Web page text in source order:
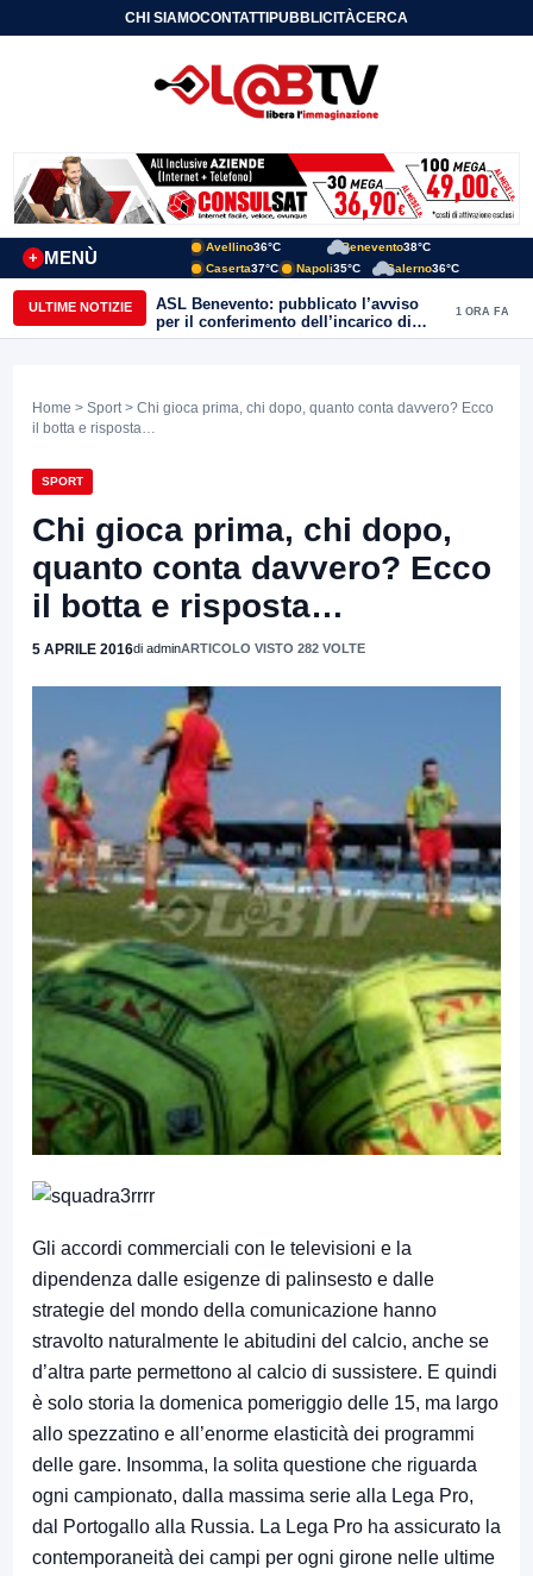
CHI SIAMOCONTATTIPUBBLICITÀCERCA
MENÙ
+
Avellino36°C Benevento38°C
Caserta37°C Napoli35°C Salerno36°C
ULTIME NOTIZIE
ASL Benevento: pubblicato l’avviso
per il conferimento dell’incarico di
Direttore della Unità Operativa
1 ORA FA
Home > Sport > Chi gioca prima, chi dopo, quanto conta davvero? Ecco
il botta e risposta…
SPORT
Chi gioca prima, chi dopo,
quanto conta davvero? Ecco
il botta e risposta…
5 APRILE 2016di adminARTICOLO VISTO 282 VOLTE
Gli accordi commerciali con le televisioni e la
dipendenza dalle esigenze di palinsesto e dalle
strategie del mondo della comunicazione hanno
stravolto naturalmente le abitudini del calcio, anche se
d’altra parte permettono al calcio di sussistere. E quindi
è solo storia la domenica pomeriggio delle 15, ma largo
allo spezzatino e all’enorme elasticità dei programmi
delle gare. Insomma, la solita questione che riguarda
ogni campionato, dalla massima serie alla Lega Pro,
dal Portogallo alla Russia. La Lega Pro ha assicurato la
contemporaneità dei campi per ogni girone nelle ultime